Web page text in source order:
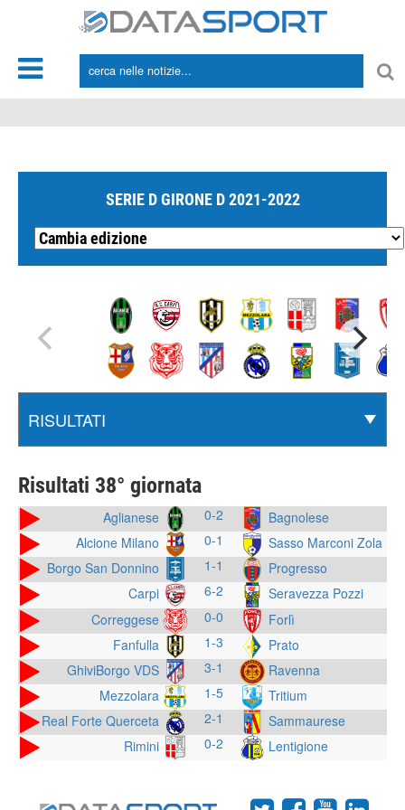
SERIE D GIRONE D 2021-2022
Risultati 38° giornata
Aglianese 0-2
Bagnolese
Alcione Milano
0-1
Sasso Marconi Zola
Borgo San Donnino
1-1
Progresso
Carpi
6-2
Seravezza Pozzi
Correggese
0-0
Forlì
Fanfulla
1-3
Prato
GhiviBorgo VDS
3-1
Ravenna
Mezzolara
1-5
Tritium
Real Forte Querceta
2-1
Sammaurese
Rimini
0-2 Lentigione